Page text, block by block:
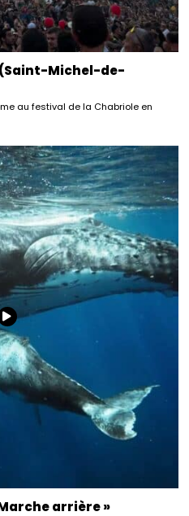
Michel-de-
au festival de la Chabriole en
arrière »